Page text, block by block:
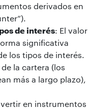
derivados en
de interés: El valor
significativa
los tipos de interés.
la cartera (los
más a largo plazo),
en instrumentos